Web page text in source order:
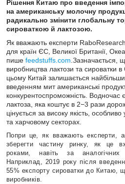
Рішення Китаю про введення
на американську молочну
радикально змінити глобальну
сироваткою й лактозою.
Як вважають експерти
для країн ЄС, Великої Британії,
пише feedstuffs.com.Зазначається,
виробництва лактози та сироватки
цьому Китай залишається
введенням мит американські
конкурентоспроможність. Водночас
лактоза, яка коштує в 2−3 рази
цінується за високу якість,
та харчовому секторах.
Попри це, як вважають експерти,
зберегти частину ринку, як це
роками, навіть за аналогічних
Наприклад, 2019 року після
55% експорту сироватки до Китаю,
виробників.